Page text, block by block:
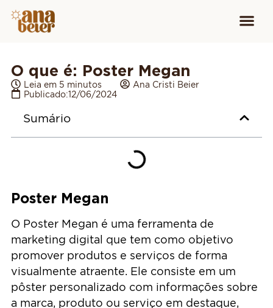
O que é: Poster Megan
Leia em 5 minutos
Ana Cristi Beier
Publicado:12/06/2024
Sumário
Poster Megan
O Poster Megan é uma ferramenta de
marketing digital que tem como objetivo
promover produtos e serviços de forma
visualmente atraente. Ele consiste em um
pôster personalizado com informações sobre
a marca, produto ou serviço em destaque,